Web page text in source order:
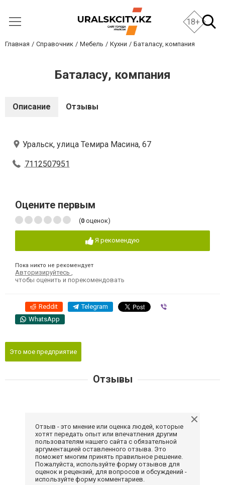
18+
Главная Справочник Мебель Кухни Баталасу, компания
Баталасу, компания
Описание Отзывы
Уральск, улица Темира Масина, 67
7112507951
Оцените первым
(0 оценок)
Я рекомендую
Пока никто не рекомендует
Авторизируйтесь
чтобы оценить и порекомендовать
Reddit Telegram
WhatsApp
Это мое предприятие
Отзывы
Отзыв - это мнение или оценка людей, которые
хотят передать опыт или впечатления другим
пользователям нашего сайта с обязательной
аргументацией оставленного отзыва. Это
поможет многим принять правильное решение.
Пожалуйста, используйте форму отзывов для
оценок и рецензий, для вопросов и обсуждений -
используйте форму комментариев.